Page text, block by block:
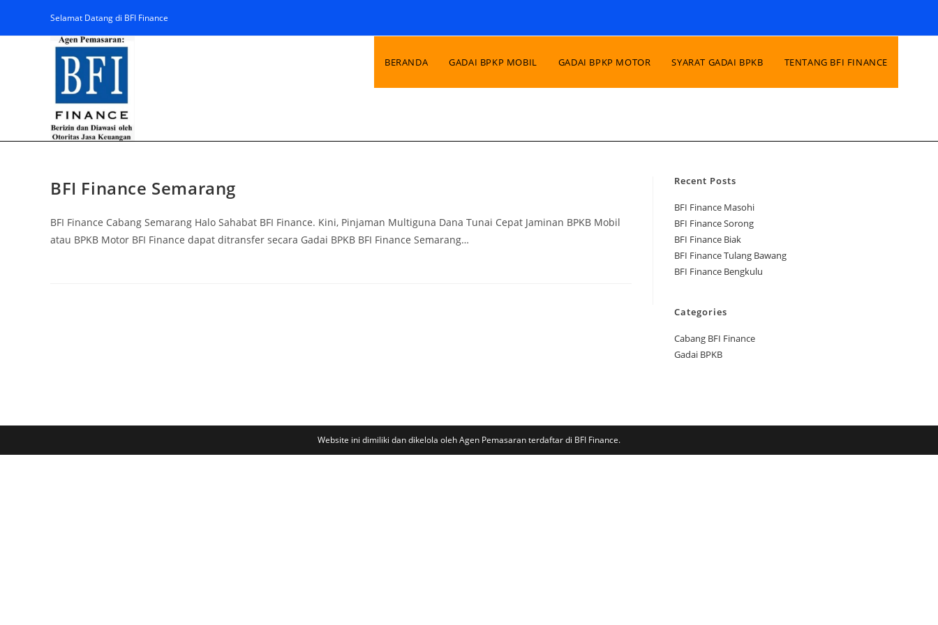
Selamat Datang di BFI Finance
BERANDA GADAI BPKP MOBIL GADAI BPKP MOTOR SYARAT GADAI BPKB TENTANG BFI FINANCE
BFI Finance Semarang
BFI Finance Cabang Semarang Halo Sahabat BFI Finance. Kini, Pinjaman Multiguna Dana Tunai Cepat Jaminan BPKB Mobil
atau BPKB Motor BFI Finance dapat ditransfer secara Gadai BPKB BFI Finance Semarang…
Recent Posts
BFI Finance Masohi
BFI Finance Sorong
BFI Finance Biak
BFI Finance Tulang Bawang
BFI Finance Bengkulu
Categories
Cabang BFI Finance
Gadai BPKB
Website ini dimiliki dan dikelola oleh Agen Pemasaran terdaftar di BFI Finance.